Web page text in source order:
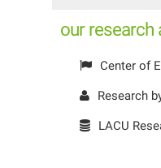
our research
Center of
Research
LACU